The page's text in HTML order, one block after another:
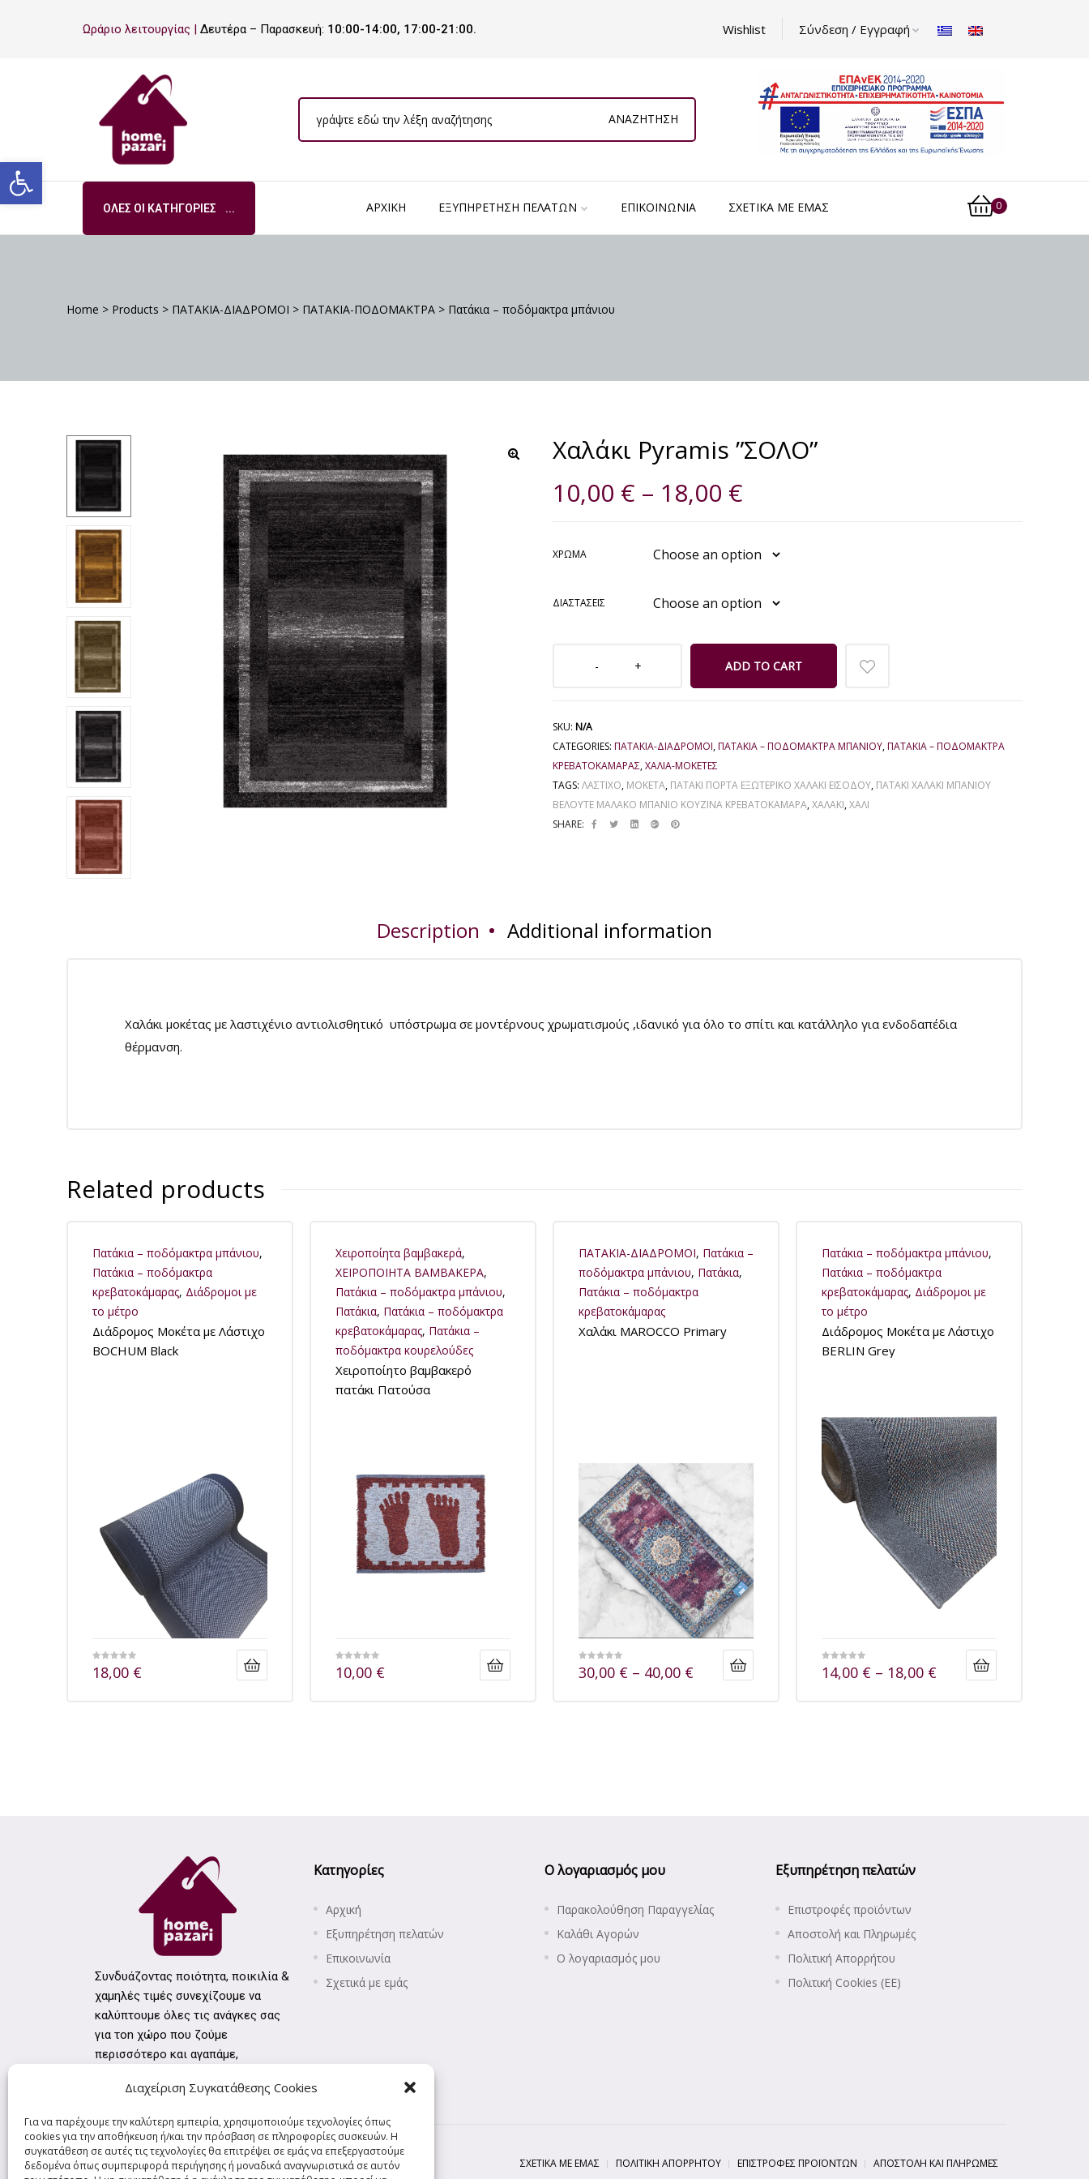
Ανοίξτε τη γραμμή εργαλείων
Διαχείριση Συγκατάθεσης Cookies
Για να παρέχουμε την καλύτερη εμπειρία, χρησιμοποιούμε τεχνολογίες όπως
cookies για την αποθήκευση ή/και την πρόσβαση σε πληροφορίες συσκευών. Η
συγκατάθεση σε αυτές τις τεχνολογίες θα επιτρέψει σε εμάς να επεξεργαστούμε
δεδομένα όπως συμπεριφορά περιήγησης ή μοναδικά αναγνωριστικά σε αυτόν
Ωράριο λειτουργίας | Δευτέρα – Παρασκευή: 10:00-14:00, 17:00-21:00. Wishlist Σύνδεση / Εγγραφή
ΑΝΑΖΉΤΗΣΗ
ΌΛΕΣ ΟΙ ΚΑΤΗΓΟΡΊΕΣ ΑΡΧΙΚΉ ΕΞΥΠΗΡΈΤΗΣΗ ΠΕΛΑΤΏΝ ΕΠΙΚΟΙΝΩΝΊΑ ΣΧΕΤΙΚΆ ΜΕ ΕΜΆΣ 0
Home > Products > ΠΑΤΑΚΙΑ-ΔΙΑΔΡΟΜΟΙ > ΠΑΤΑΚΙΑ-ΠΟΔΟΜΑΚΤΡΑ > Πατάκια – ποδόμακτρα μπάνιου
Χαλάκι Pyramis ”ΣΟΛΟ”
10,00 € – 18,00 €
ΧΡΏΜΑ
ΔΙΑΣΤΆΣΕΙΣ
ADD TO CART
SKU: N/A
CATEGORIES: ΠΑΤΑΚΙΑ-ΔΙΑΔΡΟΜΟΙ,ΠΑΤΆΚΙΑ – ΠΟΔΌΜΑΚΤΡΑ ΜΠΆΝΙΟΥ,ΠΑΤΆΚΙΑ – ΠΟΔΌΜΑΚΤΡΑ
ΚΡΕΒΑΤΟΚΆΜΑΡΑΣ,ΧΑΛΙΑ-ΜΟΚΕΤΕΣ
TAGS: ΛΑΣΤΙΧΟ, ΜΟΚΕΤΑ, ΠΑΤΆΚΙ ΠΌΡΤΑ ΕΞΩΤΕΡΙΚΌ ΧΑΛΆΚΙ ΕΙΣΌΔΟΥ, ΠΑΤΆΚΙ ΧΑΛΆΚΙ ΜΠΆΝΙΟΥ
ΒΕΛΟΥΤΈ ΜΑΛΆΚΟ ΜΠΆΝΙΟ ΚΟΥΖΊΝΑ ΚΡΕΒΑΤΟΚΆΜΑΡΑ,ΧΑΛΑΚΙ,ΧΑΛΙ
SHARE:
Description Additional information
Χαλάκι μοκέτας με λαστιχένιο αντιολισθητικό υπόστρωμα σε μοντέρνους χρωματισμούς ,ιδανικό για όλο το σπίτι και κατάλληλο για ενδοδαπέδια
θέρμανση.
Related products
Πατάκια – ποδόμακτρα μπάνιου,
Πατάκια – ποδόμακτρα
κρεβατοκάμαρας, Διάδρομοι με
το μέτρο
Διάδρομος Μοκέτα με Λάστιχο
BOCHUM Black
18,00 €
Xειροποίητα βαμβακερά,
ΧΕΙΡΟΠΟΙΗΤΑ ΒΑΜΒΑΚΕΡΑ,
Πατάκια – ποδόμακτρα μπάνιου,
Πατάκια, Πατάκια – ποδόμακτρα
κρεβατοκάμαρας, Πατάκια –
ποδόμακτρα κουρελούδες
Χειροποίητο βαμβακερό
πατάκι Πατούσα
10,00 €
ΠΑΤΑΚΙΑ-ΔΙΑΔΡΟΜΟΙ, Πατάκια –
ποδόμακτρα μπάνιου, Πατάκια,
Πατάκια – ποδόμακτρα
κρεβατοκάμαρας
Χαλάκι MAROCCO Primary
30,00 € – 40,00 €
Πατάκια – ποδόμακτρα μπάνιου,
Πατάκια – ποδόμακτρα
κρεβατοκάμαρας, Διάδρομοι με
το μέτρο
Διάδρομος Μοκέτα με Λάστιχο
BERLIN Grey
14,00 € – 18,00 €
Συνδυάζοντας ποιότητα, ποικιλία &
χαμηλές τιμές συνεχίζουμε να
καλύπτουμε όλες τις ανάγκες σας
για τοn χώρο που ζούμε
περισσότερο και αγαπάμε,
Κατηγορίες
Αρχική
Εξυπηρέτηση πελατών
Επικοινωνία
Σχετικά με εμάς
Ο λογαριασμός μου
Παρακολούθηση Παραγγελίας
Καλάθι Αγορών
Ο λογαριασμός μου
Εξυπηρέτηση πελατών
Επιστροφές προϊόντων
Αποστολή και Πληρωμές
Πολιτική Απορρήτου
Πολιτική Cookies (ΕΕ)
ΣΧΕΤΙΚΆ ΜΕ ΕΜΆΣ ΠΟΛΙΤΙΚΉ ΑΠΟΡΡΉΤΟΥ ΕΠΙΣΤΡΟΦΈΣ ΠΡΟΪΌΝΤΩΝ ΑΠΟΣΤΟΛΉ ΚΑΙ ΠΛΗΡΩΜΈΣ